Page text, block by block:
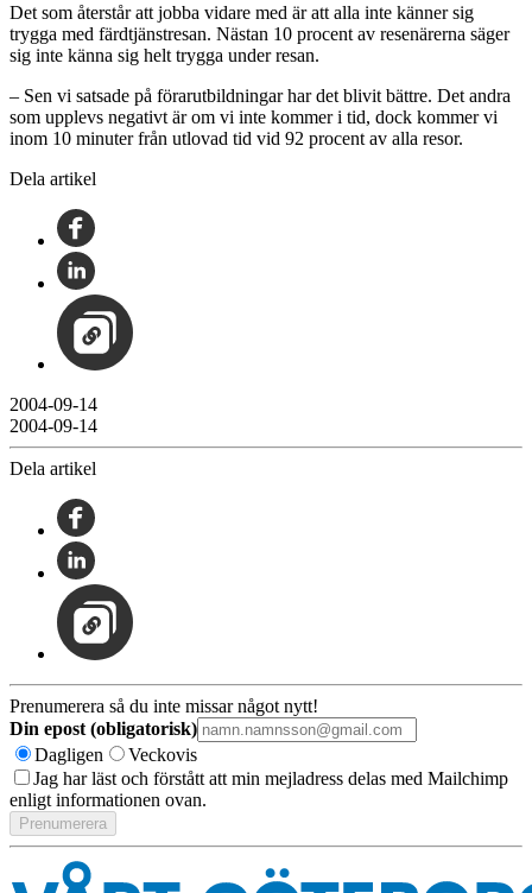
Det som återstår att jobba vidare med är att alla inte känner sig
trygga med färdtjänstresan. Nästan 10 procent av resenärerna säger
sig inte känna sig helt trygga under resan.
– Sen vi satsade på förarutbildningar har det blivit bättre. Det andra
som upplevs negativt är om vi inte kommer i tid, dock kommer vi
inom 10 minuter från utlovad tid vid 92 procent av alla resor.
Dela artikel
2004-09-14
2004-09-14
Dela artikel
Prenumerera så du inte missar något nytt!
Din epost (obligatorisk)
Dagligen
Veckovis
Jag har läst och förstått att min mejladress delas med Mailchimp
enligt informationen ovan.